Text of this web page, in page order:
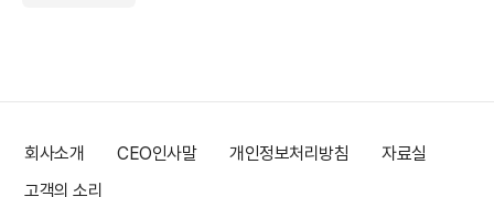
회사소개 CEO인사말 개인정보처리방침
자료실
고객의 소리